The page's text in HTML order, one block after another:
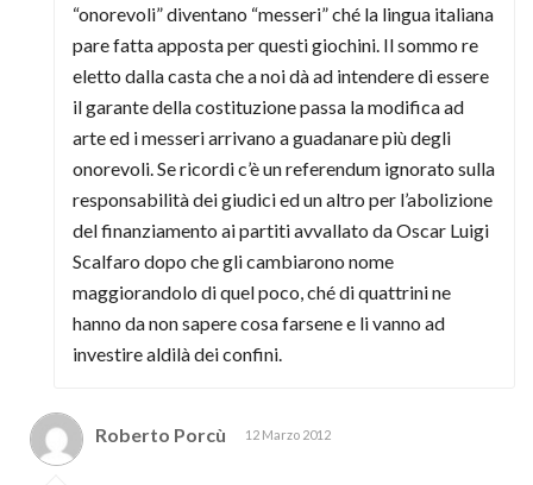
“onorevoli” diventano “messeri” ché la lingua italiana
pare fatta apposta per questi giochini. Il sommo re
eletto dalla casta che a noi dà ad intendere di essere
il garante della costituzione passa la modifica ad
arte ed i messeri arrivano a guadanare più degli
onorevoli. Se ricordi c’è un referendum ignorato sulla
responsabilità dei giudici ed un altro per l’abolizione
del finanziamento ai partiti avvallato da Oscar Luigi
Scalfaro dopo che gli cambiarono nome
maggiorandolo di quel poco, ché di quattrini ne
hanno da non sapere cosa farsene e li vanno ad
investire aldilà dei confini.
Roberto Porcù 12 Marzo 2012